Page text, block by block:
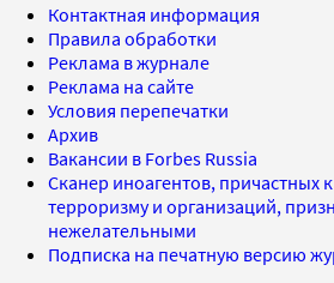
Контактная информация
Правила обработки
Реклама в журнале
Реклама на сайте
Условия перепечатки
Архив
Вакансии в Forbes Russia
Сканер иноагентов, причастных
терроризму и организаций,
нежелательными
Подписка на печатную версию